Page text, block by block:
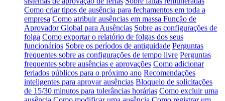
Como criar tipos de ausência para fechamentos em toda a
empresa Como atribuir ausências em massa Função de
Aprovador Global para Ausências Sobre as configurações de
folga Como exportar o relatório de folgas dos seus
funcionários Sobre os períodos de antiguidade Perguntas
frequentes sobre as configurações de tempo livre Perguntas
frequentes sobre ausências e aprovações Como adicionar
feriados públicos para o próximo ano Recomendações
inteligentes para aprovar ausências Bloqueio de solicitações
de 15/30 minutos para tolerâncias horárias Como excluir uma